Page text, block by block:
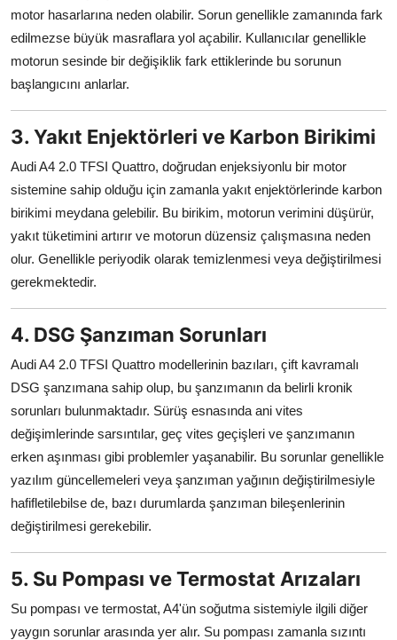
motor hasarlarına neden olabilir. Sorun genellikle zamanında fark
edilmezse büyük masraflara yol açabilir. Kullanıcılar genellikle
motorun sesinde bir değişiklik fark ettiklerinde bu sorunun
başlangıcını anlarlar.
3. Yakıt Enjektörleri ve Karbon Birikimi
Audi A4 2.0 TFSI Quattro, doğrudan enjeksiyonlu bir motor
sistemine sahip olduğu için zamanla yakıt enjektörlerinde karbon
birikimi meydana gelebilir. Bu birikim, motorun verimini düşürür,
yakıt tüketimini artırır ve motorun düzensiz çalışmasına neden
olur. Genellikle periyodik olarak temizlenmesi veya değiştirilmesi
gerekmektedir.
4. DSG Şanzıman Sorunları
Audi A4 2.0 TFSI Quattro modellerinin bazıları, çift kavramalı
DSG şanzımana sahip olup, bu şanzımanın da belirli kronik
sorunları bulunmaktadır. Sürüş esnasında ani vites
değişimlerinde sarsıntılar, geç vites geçişleri ve şanzımanın
erken aşınması gibi problemler yaşanabilir. Bu sorunlar genellikle
yazılım güncellemeleri veya şanzıman yağının değiştirilmesiyle
hafifletilebilse de, bazı durumlarda şanzıman bileşenlerinin
değiştirilmesi gerekebilir.
5. Su Pompası ve Termostat Arızaları
Su pompası ve termostat, A4'ün soğutma sistemiyle ilgili diğer
yaygın sorunlar arasında yer alır. Su pompası zamanla sızıntı